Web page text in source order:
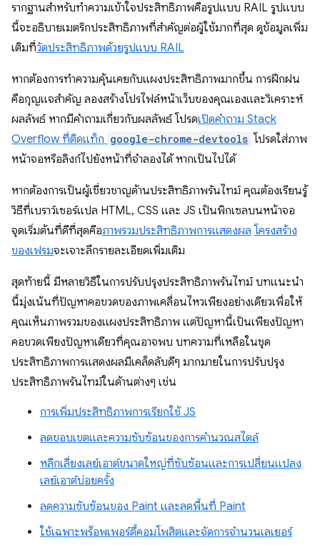
รากฐานสําหรับทําความเข้าใจประสิทธิภาพคือรูปแบบ RAIL รูปแบบ
นี้จะอธิบายเมตริกประสิทธิภาพที่สําคัญต่อผู้ใช้มากที่สุด ดูข้อมูลเพิ่ม
เติมที่วัดประสิทธิภาพด้วยรูปแบบ RAIL
หากต้องการทําความคุ้นเคยกับแผงประสิทธิภาพมากขึ้น การฝึกฝน
คือกุญแจสําคัญ ลองสร้างโปรไฟล์หน้าเว็บของคุณเองและวิเคราะห์
ผลลัพธ์ หากมีคำถามเกี่ยวกับผลลัพธ์ โปรดเปิดคำถาม Stack
Overflow ที่ติดแท็ก google-chrome-devtools โปรดใส่ภาพ
หน้าจอหรือลิงก์ไปยังหน้าที่จำลองได้ หากเป็นไปได้
หากต้องการเป็นผู้เชี่ยวชาญด้านประสิทธิภาพรันไทม์ คุณต้องเรียนรู้
วิธีที่เบราว์เซอร์แปล HTML, CSS และ JS เป็นพิกเซลบนหน้าจอ
จุดเริ่มต้นที่ดีที่สุดคือภาพรวมประสิทธิภาพการแสดงผล โครงสร้าง
ของเฟรมจะเจาะลึกรายละเอียดเพิ่มเติม
สุดท้ายนี้ มีหลายวิธีในการปรับปรุงประสิทธิภาพรันไทม์ บทแนะนํา
นี้มุ่งเน้นที่ปัญหาคอขวดของภาพเคลื่อนไหวเพียงอย่างเดียวเพื่อให้
คุณเห็นภาพรวมของแผงประสิทธิภาพ แต่ปัญหานี้เป็นเพียงปัญหา
คอขวดเพียงปัญหาเดียวที่คุณอาจพบ บทความที่เหลือในชุด
ประสิทธิภาพการแสดงผลมีเคล็ดลับดีๆ มากมายในการปรับปรุง
ประสิทธิภาพรันไทม์ในด้านต่างๆ เช่น
การเพิ่มประสิทธิภาพการเรียกใช้ JS
ลดขอบเขตและความซับซ้อนของการคำนวณสไตล์
หลีกเลี่ยงเลย์เอาต์ขนาดใหญ่ที่ซับซ้อนและการเปลี่ยนแปลง
เลย์เอาต์บ่อยครั้ง
ลดความซับซ้อนของ Paint และลดพื้นที่ Paint
ใช้เฉพาะพร็อพเพอร์ตี้คอมโพสิตและจัดการจำนวนเลเยอร์